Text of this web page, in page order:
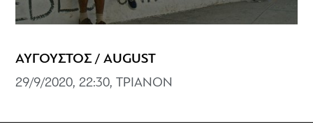
ΑΥΓΟΥΣΤΟΣ / AUGUST
29/9/2020, 22:30, ΤΡΙΑΝΟΝ